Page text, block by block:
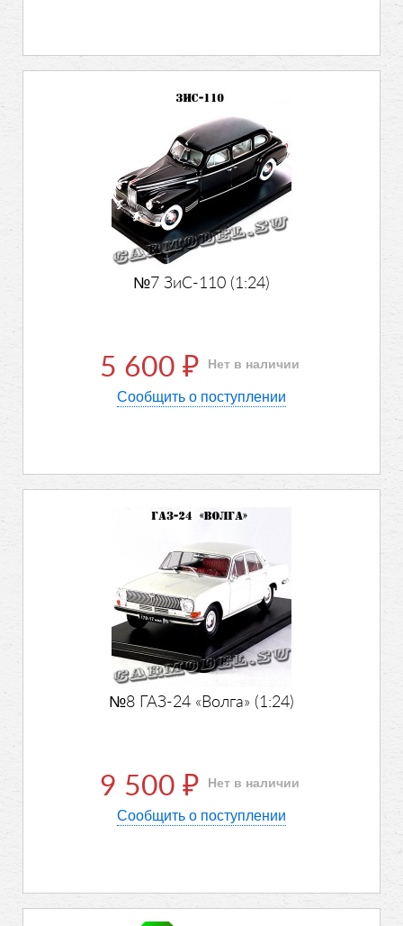
№7 ЗиС-110 (1:24)
5 600 ₽ Нет в наличии
Сообщить о поступлении
№8 ГАЗ-24 «Волга» (1:24)
9 500 ₽ Нет в наличии
Сообщить о поступлении